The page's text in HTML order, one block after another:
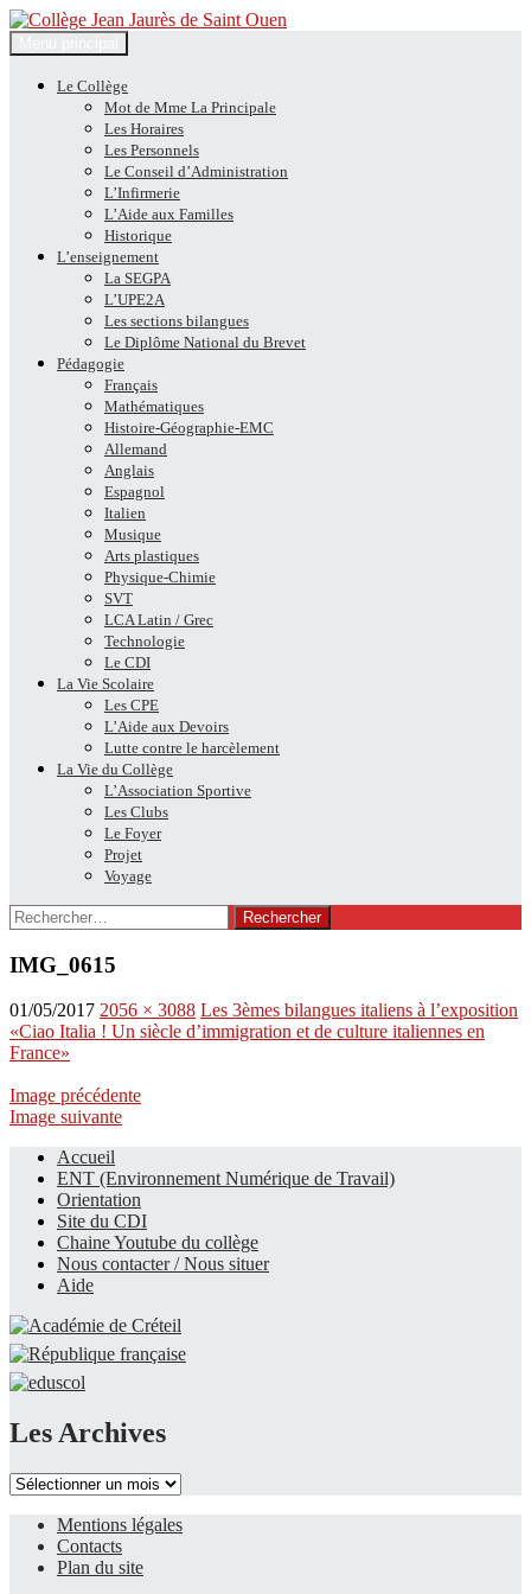
Collège Jean Jaurès de Saint
Ouen
Recherche
au
contenu
Le Collège
Mot de Mme La Principale
Les Horaires
Les Personnels
Le Conseil d’Administration
L’Infirmerie
L’Aide aux Familles
Historique
L’enseignement
La SEGPA
L’UPE2A
Les sections bilangues
Le Diplôme National du Brevet
Pédagogie
Français
Mathématiques
Histoire-Géographie-EMC
Allemand
Anglais
Espagnol
Italien
Musique
Arts plastiques
Physique-Chimie
SVT
LCA Latin / Grec
Technologie
Le CDI
La Vie Scolaire
Les CPE
L’Aide aux Devoirs
Lutte contre le harcèlement
La Vie du Collège
L’Association Sportive
Les Clubs
Le Foyer
Projet
Voyage
Rechercher :
IMG_0615
01/05/2017 2056 × 3088 Les 3èmes bilangues italiens à l’exposition
«Ciao Italia ! Un siècle d’immigration et de culture italiennes en
France»
Image précédente
Image suivante
Le site du collège
Accueil
ENT (Environnement Numérique de Travail)
Orientation
Site du CDI
Chaine Youtube du collège
Nous contacter / Nous situer
Aide
Les Archives
Les
Mentions légales
Contacts
Plan du site